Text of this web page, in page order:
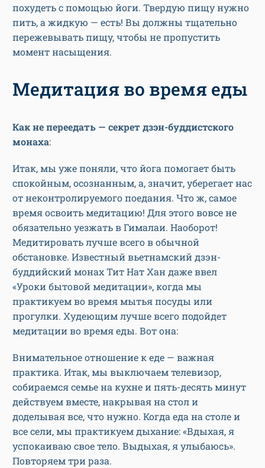
похудеть с помощью йоги. Твердую пищу нужно
пить, а жидкую — есть! Вы должны тщательно
пережевывать пищу, чтобы не пропустить
момент насыщения.
Медитация во время еды
Как не переедать — секрет дзэн-буддистского
монаха:
Итак, мы уже поняли, что йога помогает быть
спокойным, осознанным, а, значит, уберегает нас
от неконтролируемого поедания. Что ж, самое
время освоить медитацию! Для этого вовсе не
обязательно уезжать в Гималаи. Наоборот!
Медитировать лучше всего в обычной
обстановке. Известный вьетнамский дзэн-
буддийский монах Тит Нат Хан даже ввел
«Уроки бытовой медитации», когда мы
практикуем во время мытья посуды или
прогулки. Худеющим лучше всего подойдет
медитации во время еды. Вот она:
Внимательное отношение к еде — важная
практика. Итак, мы выключаем телевизор,
собираемся семье на кухне и пять-десять минут
действуем вместе, накрывая на стол и
доделывая все, что нужно. Когда еда на столе и
все сели, мы практикуем дыхание: «Вдыхая, я
успокаиваю свое тело. Выдыхая, я улыбаюсь».
Повторяем три раза.